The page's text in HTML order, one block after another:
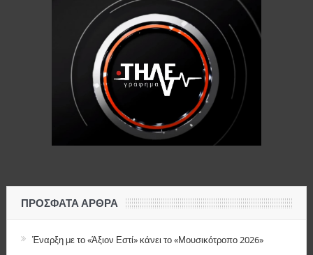
ΠΡΌΣΦΑΤΑ ΆΡΘΡΑ
Έναρξη με το «Άξιον Εστί» κάνει το «Μουσικότροπο 2026»